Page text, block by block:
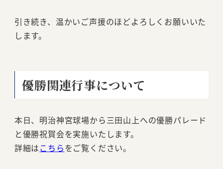
引き続き、温かいご声援のほどよろしくお願いいた
します。
優勝関連行事について
本日、明治神宮球場から三田山上への優勝パレード
と優勝祝賀会を実施いたします。
詳細はこちらをご覧ください。